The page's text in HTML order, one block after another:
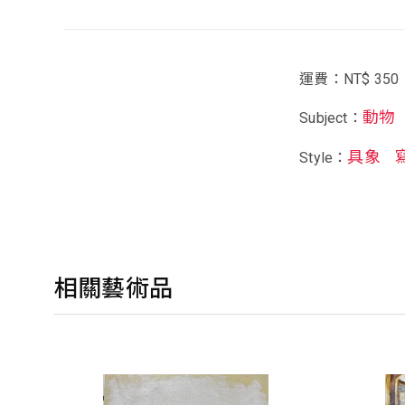
運費：NT$ 350
Subject： 動物
Style：具象
相關藝術品